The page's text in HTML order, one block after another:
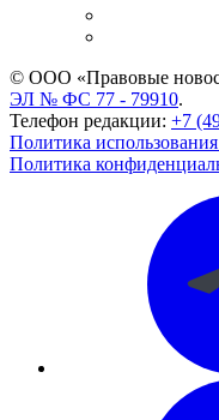
© ООО «Правовые
ЭЛ № ФС 77 - 79910.
Телефон редакции: +7
Политика
Политика